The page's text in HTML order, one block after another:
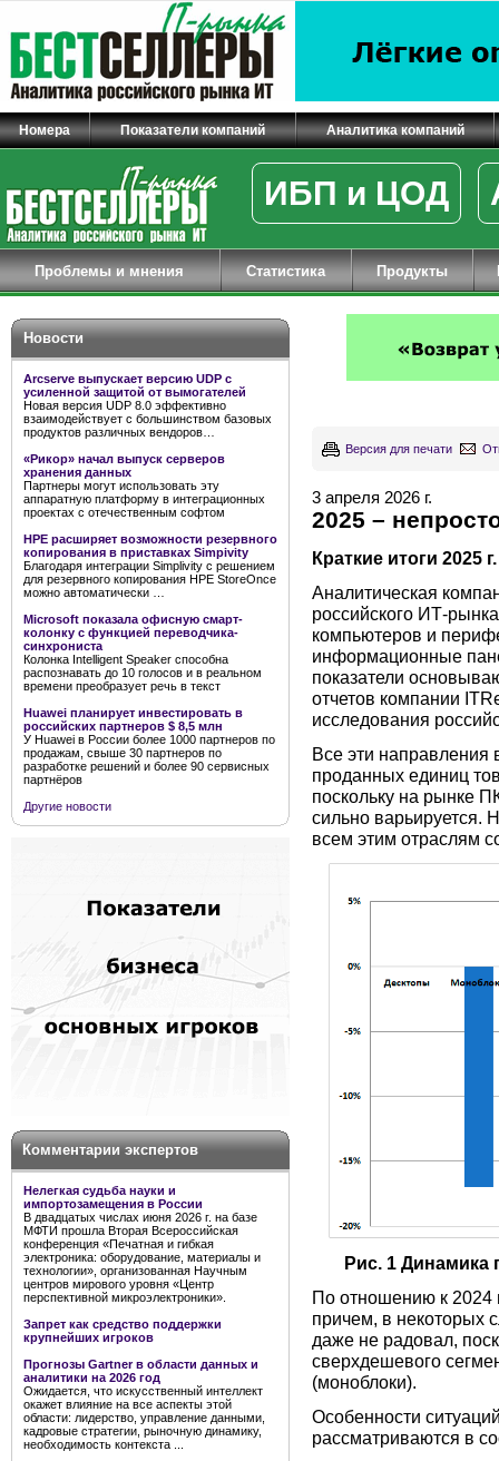
Номера Показатели компаний Аналитика компаний
ИБП и ЦОД
Проблемы и мнения Статистика Продукты
Новости
Arcserve выпускает версию UDP с
усиленной защитой от вымогателей
Новая версия UDP 8.0 эффективно
взаимодействует с большинством базовых
продуктов различных вендоров…
«Рикор» начал выпуск серверов
хранения данных
Партнеры могут использовать эту
аппаратную платформу в интеграционных
проектах с отечественным софтом
HPE расширяет возможности резервного
копирования в приставках Simpivity
Благодаря интеграции Simplivity с решением
для резервного копирования HPE StoreOnce
можно автоматически …
Microsoft показала офисную смарт-
колонку с функцией переводчика-
синхрониста
Колонка Intelligent Speaker способна
распознавать до 10 голосов и в реальном
времени преобразует речь в текст
Huawei планирует инвестировать в
российских партнеров $ 8,5 млн
У Huawei в России более 1000 партнеров по
продажам, свыше 30 партнеров по
разработке решений и более 90 сервисных
партнёров
Другие новости
Комментарии экспертов
Нелегкая судьба науки и
импортозамещения в России
В двадцатых числах июня 2026 г. на базе
МФТИ прошла Вторая Всероссийская
конференция «Печатная и гибкая
электроника: оборудование, материалы и
технологии», организованная Научным
центров мирового уровня «Центр
перспективной микроэлектроники».
Запрет как средство поддержки
крупнейших игроков
Прогнозы Gartner в области данных и
аналитики на 2026 год
Ожидается, что искусственный интеллект
окажет влияние на все аспекты этой
области: лидерство, управление данными,
кадровые стратегии, рыночную динамику,
необходимость контекста ...
Версия для печати
3 апреля 2026 г.
2025 –
Краткие итоги 2025
Аналитическая
российского ИТ-
компьютеров и
информационные
показатели
отчетов компании
исследования
Все эти направления
проданных единиц
поскольку на рынке
сильно
всем этим отраслям
Рис. 1 Динамика
По отношению к 2024
причем, в некоторых
даже не радовал,
сверхдешевого
(моноблоки).
Особенности
рассматриваются в